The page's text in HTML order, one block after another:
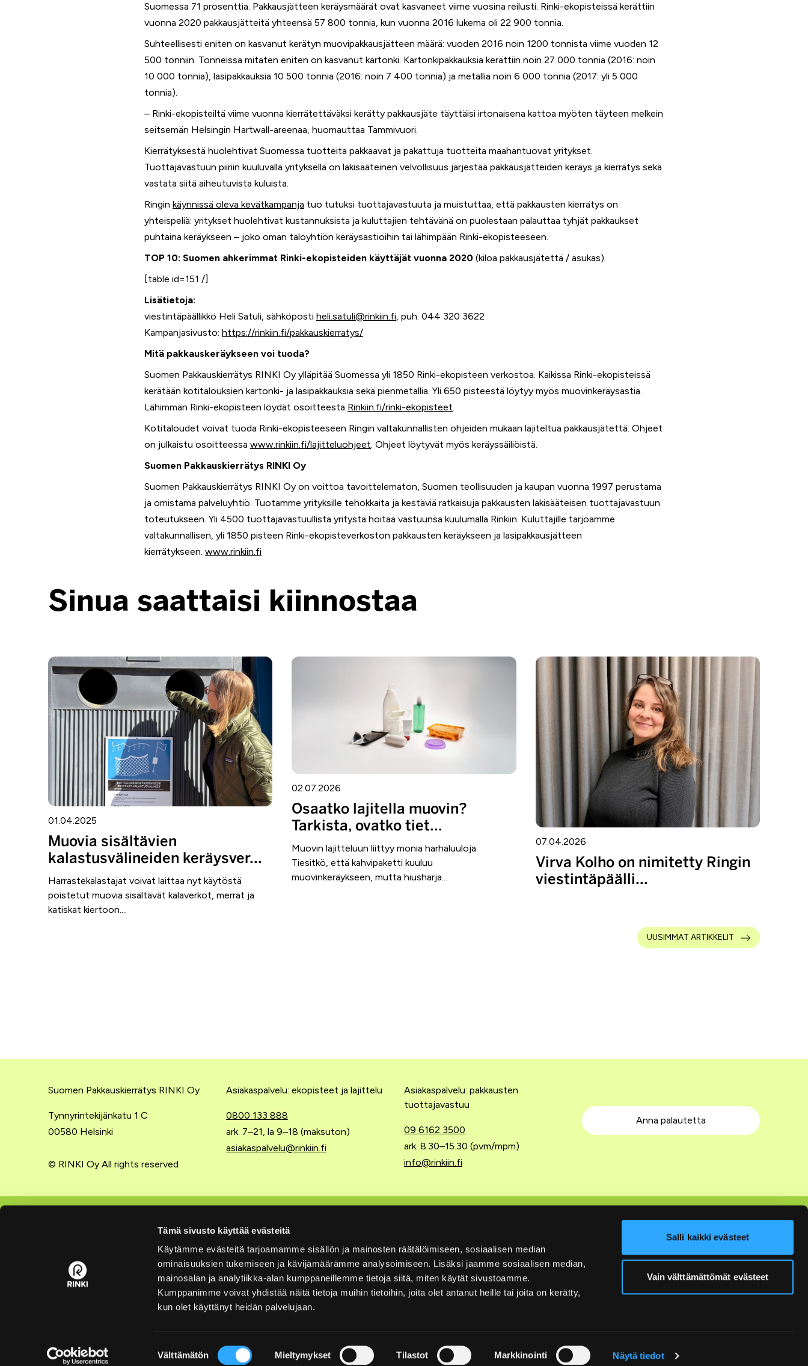
Tämä sivusto käyttää evästeitä
Käytämme evästeitä tarjoamamme sisällön ja mainosten räätälöimiseen, sosiaalisen median
ominaisuuksien tukemiseen ja kävijämäärämme analysoimiseen. Lisäksi jaamme sosiaalisen median,
mainosalan ja analytiikka-alan kumppaneillemme tietoja siitä, miten käytät sivustoamme.
Kumppanimme voivat yhdistää näitä tietoja muihin tietoihin, joita olet antanut heille tai joita on kerätty,
kun olet käyttänyt heidän palvelujaan.
valinta
Välttämätön Mieltymykset Tilastot Markkinointi Näytä tiedot
Salli kaikki evästeet
Vain välttämättömät evästeet
Suomessa 71 prosenttia. Pakkausjätteen keräysmäärät ovat kasvaneet viime vuosina reilusti. Rinki-ekopisteissä kerättiin
vuonna 2020 pakkausjätteitä yhteensä 57 800 tonnia, kun vuonna 2016 lukema oli 22 900 tonnia.
Suhteellisesti eniten on kasvanut kerätyn muovipakkausjätteen määrä: vuoden 2016 noin 1200 tonnista viime vuoden 12
500 tonniin. Tonneissa mitaten eniten on kasvanut kartonki. Kartonkipakkauksia kerättiin noin 27 000 tonnia (2016: noin
10 000 tonnia), lasipakkauksia 10 500 tonnia (2016: noin 7 400 tonnia) ja metallia noin 6 000 tonnia (2017: yli 5 000
tonnia).
– Rinki-ekopisteiltä viime vuonna kierrätettäväksi kerätty pakkausjäte täyttäisi irtonaisena kattoa myöten täyteen melkein
seitsemän Helsingin Hartwall-areenaa, huomauttaa Tammivuori.
Kierrätyksestä huolehtivat Suomessa tuotteita pakkaavat ja pakattuja tuotteita maahantuovat yritykset.
Tuottajavastuun piiriin kuuluvalla yrityksellä on lakisääteinen velvollisuus järjestää pakkausjätteiden keräys ja kierrätys sekä
vastata siitä aiheutuvista kuluista.
Ringin käynnissä oleva kevätkampanja tuo tutuksi tuottajavastuuta ja muistuttaa, että pakkausten kierrätys on
yhteispeliä: yritykset huolehtivat kustannuksista ja kuluttajien tehtävänä on puolestaan palauttaa tyhjät pakkaukset
puhtaina keräykseen – joko oman taloyhtiön keräysastioihin tai lähimpään Rinki-ekopisteeseen.
TOP 10: Suomen ahkerimmat Rinki-ekopisteiden käyttäjät vuonna 2020 (kiloa pakkausjätettä / asukas).
[table id=151 /]
Lisätietoja:
viestintäpäällikkö Heli Satuli, sähköposti heli.satuli@rinkiin.fi, puh. 044 320 3622
Kampanjasivusto: https://rinkiin.fi/pakkauskierratys/
Mitä pakkauskeräykseen voi tuoda?
Suomen Pakkauskierrätys RINKI Oy ylläpitää Suomessa yli 1850 Rinki-ekopisteen verkostoa. Kaikissa Rinki-ekopisteissä
kerätään kotitalouksien kartonki- ja lasipakkauksia sekä pienmetallia. Yli 650 pisteestä löytyy myös muovinkeräysastia.
Lähimmän Rinki-ekopisteen löydät osoitteesta Rinkiin.fi/rinki-ekopisteet.
Kotitaloudet voivat tuoda Rinki-ekopisteeseen Ringin valtakunnallisten ohjeiden mukaan lajiteltua pakkausjätettä. Ohjeet
on julkaistu osoitteessa www.rinkiin.fi/lajitteluohjeet. Ohjeet löytyvät myös keräyssäiliöistä.
Suomen Pakkauskierrätys RINKI Oy
Suomen Pakkauskierrätys RINKI Oy on voittoa tavoittelematon, Suomen teollisuuden ja kaupan vuonna 1997 perustama
ja omistama palveluyhtiö. Tuotamme yrityksille tehokkaita ja kestäviä ratkaisuja pakkausten lakisääteisen tuottajavastuun
toteutukseen. Yli 4500 tuottajavastuullista yritystä hoitaa vastuunsa kuulumalla Rinkiin. Kuluttajille tarjoamme
valtakunnallisen, yli 1850 pisteen Rinki-ekopisteverkoston pakkausten keräykseen ja lasipakkausjätteen
kierrätykseen. www.rinkiin.fi
Sinua saattaisi kiinnostaa
01.04.2025
Muovia sisältävien
kalastusvälineiden keräysver...
Harrastekalastajat voivat laittaa nyt käytöstä
poistetut muovia sisältävät kalaverkot, merrat ja
katiskat kiertoon....
02.07.2026
Osaatko lajitella muovin?
Tarkista, ovatko tiet...
Muovin lajitteluun liittyy monia harhaluuloja.
Tiesitkö, että kahvipaketti kuuluu
muovinkeräykseen, mutta hiusharja...
07.04.2026
Virva Kolho on nimitetty Ringin
viestintäpäälli...
UUSIMMAT ARTIKKELIT
Suomen Pakkauskierrätys RINKI Oy
Tynnyrintekijänkatu 1 C
00580 Helsinki
© RINKI Oy All rights reserved
Asiakaspalvelu: ekopisteet ja lajittelu
0800 133 888
ark. 7–21, la 9–18 (maksuton)
asiakaspalvelu@rinkiin.fi
Asiakaspalvelu: pakkausten
tuottajavastuu
09 6162 3500
ark. 8.30–15.30 (pvm/mpm)
info@rinkiin.fi
Anna palautetta
Rinki-ekopisteet
Usein kysyttyä lajittelusta
Yritysten tuottajavastuu
Extranet
Liity tuottajayhteisöön
Hinnastot
Usein kysyttyä tuottajavastuusta
Ajankohtaista
Tietosuojaselosteet
Saavutettavuusseloste
Medialle
Facebook